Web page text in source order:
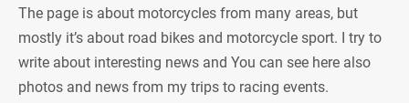
The page is about motorcycles from many areas, but
mostly it’s about road bikes and motorcycle sport. I try to
write about interesting news and You can see here also
photos and news from my trips to racing events.